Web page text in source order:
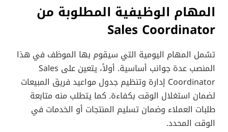
المهام الوظيفية المطلوبة من
Sales Coordinator
تشمل المهام اليومية التي سيقوم بها الموظف في هذا
المنصب عدة جوانب أساسية. أولاً، يتعين على Sales
Coordinator إدارة وتنظيم جدول مواعيد فريق المبيعات
لضمان استغلال الوقت بكفاءة. كما يتطلب منه متابعة
طلبات العملاء وضمان تسليم المنتجات أو الخدمات في
الوقت المحدد.